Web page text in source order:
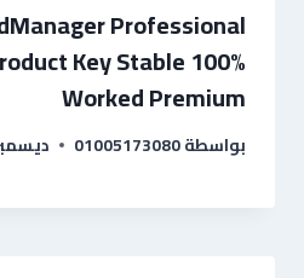
Professional
Key Stable 100%
Worked Premium
بواسطة01005173080 ديسمبر 22,